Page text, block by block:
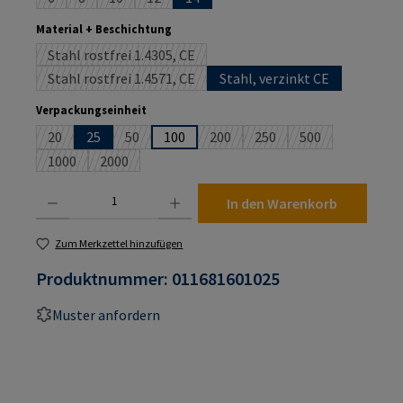
(Diese Option ist zurzeit nicht verfügbar.)
(Diese Option ist zurzeit nicht verfügbar.)
(Diese Option ist zurzeit nicht verfügbar.)
(Diese Option ist zurzeit nicht verfügbar.)
Material + Beschichtung
Stahl rostfrei 1.4305, CE(Diese Option ist zurzeit nicht verfügbar.)
Stahl rostfrei 1.4571, CE(Diese Option ist zurzeit nicht verfügbar.)
Stahl, verzinkt CE
Verpackungseinheit
20(Diese Option ist zurzeit nicht verfügbar.)
25 50(Diese Option ist zurzeit nicht verfügbar.)
100 200(Diese Option ist zurzeit nicht
250(Diese Option ist zurzeit
500(Diese Option
1000(Diese Option ist zurzeit nicht verfügbar.)
2000(Diese Option ist zurzeit nicht verfügbar.)
In den Warenkorb
Zum Merkzettel hinzufügen
Produktnummer: 011681601025
Muster anfordern